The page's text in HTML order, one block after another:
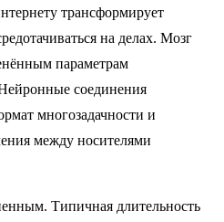
трансформирует
на делах. Мозг
параметрам
соединения
многозадачности и
между носителями
Типичная длительность